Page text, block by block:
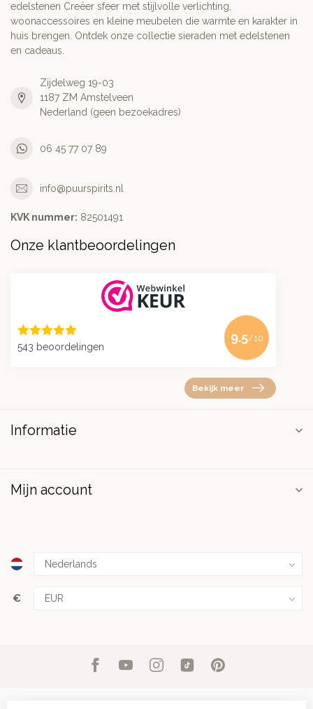
edelstenen Creëer sfeer met stijlvolle verlichting,
woonaccessoires en kleine meubelen die warmte en karakter in
huis brengen. Ontdek onze collectie sieraden met edelstenen
en cadeaus.
Zijdelweg 19-03
1187 ZM Amstelveen
Nederland (geen bezoekadres)
06 45 77 07 89
info@puurspirits.nl
KVK nummer: 82501491
Onze klantbeoordelingen
543 beoordelingen
9.5/10
Bekijk meer
Informatie
Mijn account
€